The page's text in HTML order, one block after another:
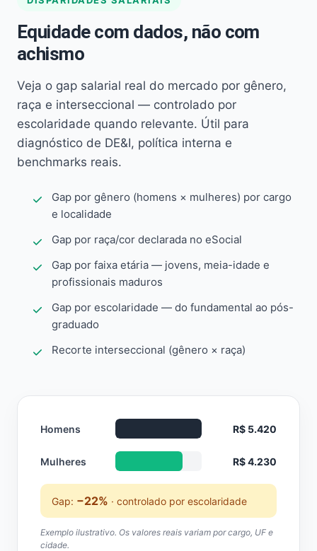
Equidade com dados, não com
achismo
Veja o gap salarial real do mercado por gênero,
raça e interseccional — controlado por
escolaridade quando relevante. Útil para
diagnóstico de DE&I, política interna e
benchmarks reais.
Gap por gênero (homens × mulheres) por cargo
e localidade
Gap por raça/cor declarada no eSocial
Gap por faixa etária — jovens, meia-idade e
profissionais maduros
Gap por escolaridade — do fundamental ao pós-
graduado
Recorte interseccional (gênero × raça)
Homens R$ 5.420
Mulheres R$ 4.230
Gap: −22% · controlado por escolaridade
Exemplo ilustrativo. Os valores reais variam por cargo, UF e
cidade.